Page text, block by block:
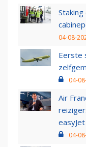
04-08-
Eerste
04-
Air
easyJet
04-